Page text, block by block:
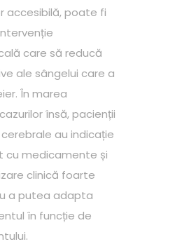
accesibilă, poate fi
care să reducă
ale sângelui care a
În marea
însă, pacienții
au indicație
cu medicamente și
clinică foarte
a putea adapta
în funcție de